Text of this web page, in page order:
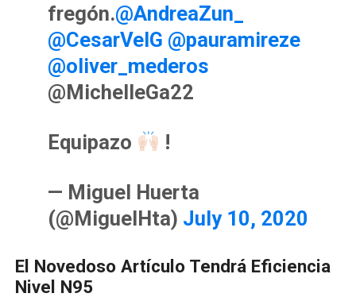
fregón.@AndreaZun_
@CesarVelG @pauramireze
@oliver_mederos
@MichelleGa22
Equipazo !
— Miguel Huerta
(@MiguelHta) July 10, 2020
El Novedoso Artículo Tendrá Eficiencia
Nivel N95